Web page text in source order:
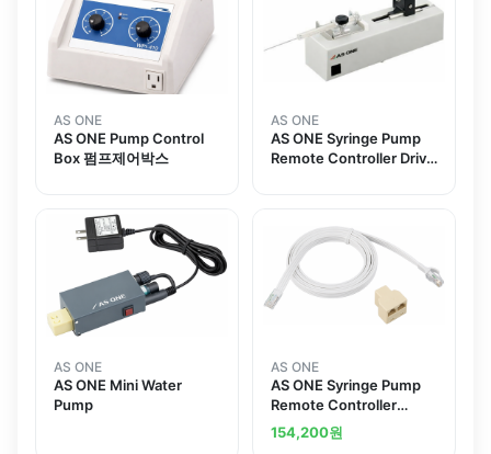
AS ONE
AS ONE Pump Control
Box 펌프제어박스
AS ONE
AS ONE Syringe Pump
Remote Controller Drive
AS ONE
AS ONE Mini Water
Pump
AS ONE
AS ONE Syringe Pump
Remote Controller
Remote Control Cable
1.5m
154,200원